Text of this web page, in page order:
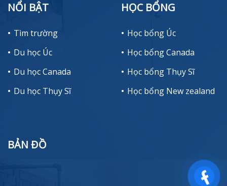
NỔI BẬT
Tìm trường
Du học Úc
Du học Canada
Du học Thụy Sĩ
HỌC BỔNG
Học bổng Úc
Học bổng Canada
Học bổng Thụy Sĩ
Học bổng New zealand
BẢN ĐỒ